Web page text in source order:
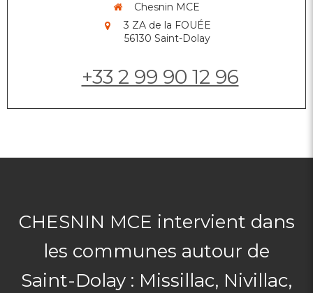
Chesnin MCE
3 ZA de la FOUÉE
56130 Saint-Dolay
+33 2 99 90 12 96
CHESNIN MCE intervient dans
les communes autour de
Saint-Dolay : Missillac, Nivillac,